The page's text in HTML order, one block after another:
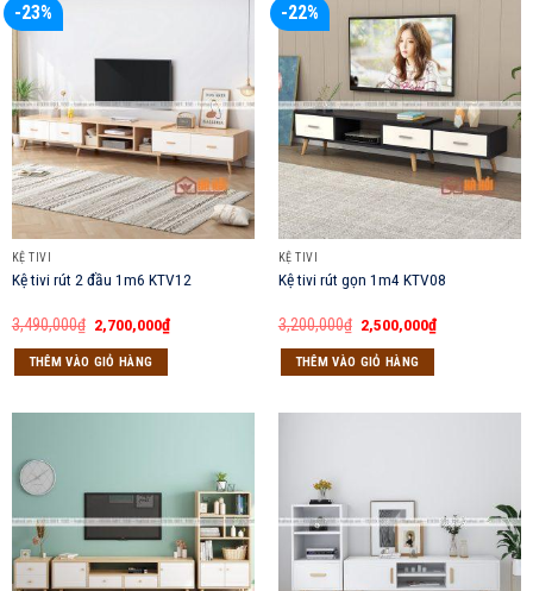
-23%
KỆ TIVI
Kệ tivi rút 2 đầu 1m6 KTV12
3,490,000₫ Giá
gốc
là:
3,490,000₫.
2,700,000₫Giá
hiện
THÊM VÀO GIỎ HÀNG
-22%
KỆ TIVI
Kệ tivi rút gọn 1m4 KTV08
3,200,000₫ Giá
gốc
là:
3,200,000₫.
2,500,000₫Giá
hiện
THÊM VÀO GIỎ HÀNG